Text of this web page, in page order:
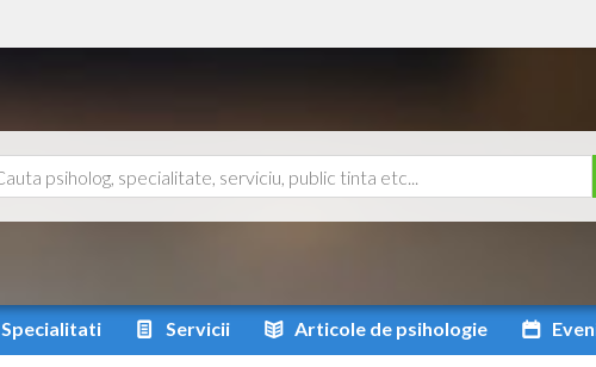
Specialitati Servicii Articole de psihologie